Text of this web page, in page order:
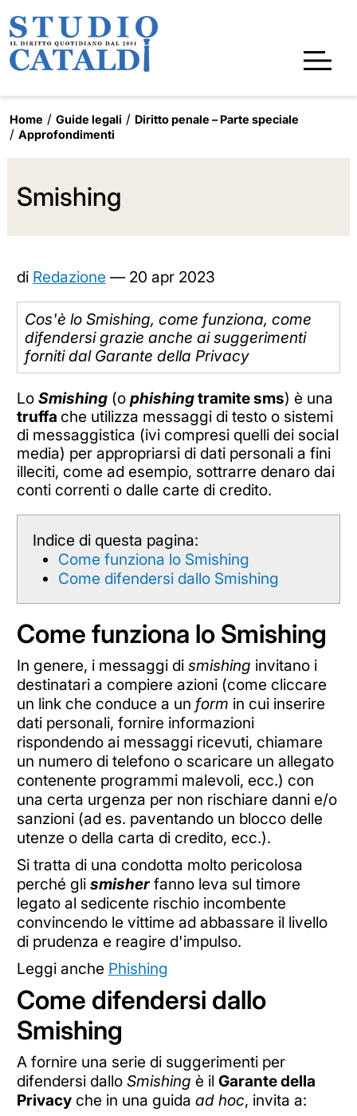
Home Guide legali
Diritto penale – Parte speciale
Approfondimenti
Smishing
di Redazione — 20 apr 2023
Cos'è lo Smishing, come funziona, come
difendersi grazie anche ai suggerimenti
forniti dal Garante della Privacy
Lo Smishing (o phishingtramite sms) è una
truffa che utilizza messaggi di testo o sistemi
di messaggistica (ivi compresi quelli dei social
media) per appropriarsi di dati personali a fini
illeciti, come ad esempio, sottrarre denaro dai
conti correnti o dalle carte di credito.
Indice di questa pagina:
Come funziona lo Smishing
Come difendersi dallo Smishing
Come funziona lo Smishing
In genere, i messaggi di smishing invitano i
destinatari a compiere azioni (come cliccare
un link che conduce a un form in cui inserire
dati personali, fornire informazioni
rispondendo ai messaggi ricevuti, chiamare
un numero di telefono o scaricare un allegato
contenente programmi malevoli, ecc.) con
una certa urgenza per non rischiare danni e/o
sanzioni (ad es. paventando un blocco delle
utenze o della carta di credito, ecc.).
Si tratta di una condotta molto pericolosa
perché gli smisherfanno leva sul timore
legato al sedicente rischio incombente
convincendo le vittime ad abbassare il livello
di prudenza e reagire d'impulso.
Leggi anche Phishing
Come difendersi dallo
Smishing
A fornire una serie di suggerimenti per
difendersi dallo Smishing è il Garante della
Privacyche in una guida ad hoc, invita a: